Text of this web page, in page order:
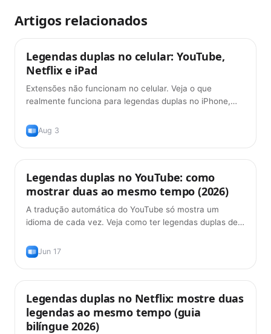
Artigos relacionados
Dicas
Legendas duplas no celular: YouTube,
Netflix e iPad
Extensões não funcionam no celular. Veja o que
realmente funciona para legendas duplas no iPhone,
Aug 3
Dicas
Legendas duplas no YouTube: como
mostrar duas ao mesmo tempo (2026)
A tradução automática do YouTube só mostra um
idioma de cada vez. Veja como ter legendas duplas de
em 2026.
Jun 17
Dicas
Legendas duplas no Netflix: mostre duas
legendas ao mesmo tempo (guia
bilíngue 2026)